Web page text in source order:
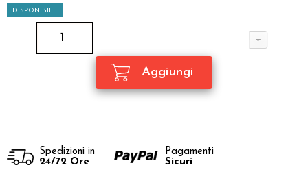
DISPONIBILE
Spedizioni in
24/72 Ore
Pagamenti
Sicuri